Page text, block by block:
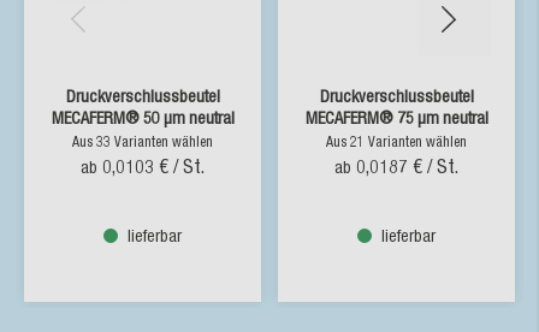
Druckverschlussbeutel
MECAFERM® 50 µm neutral
Aus 33 Varianten wählen
ab 0,0103 € / St.
lieferbar
Druckverschlussbeutel
MECAFERM® 75 µm neutral
Aus 21 Varianten wählen
ab 0,0187 € / St.
lieferbar